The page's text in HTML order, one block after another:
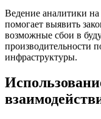
Ведение аналитики
помогает выявить
возможные сбои в
производительности
инфраструктуры.